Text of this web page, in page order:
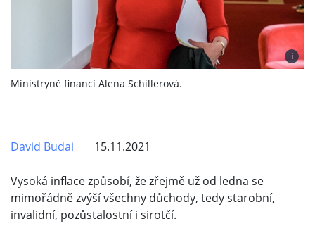
i
Ministryně financí Alena Schillerová.
David Budai 15.11.2021
Vysoká inflace způsobí, že zřejmě už od ledna se
mimořádně zvýší všechny důchody, tedy starobní,
invalidní, pozůstalostní i sirotčí.